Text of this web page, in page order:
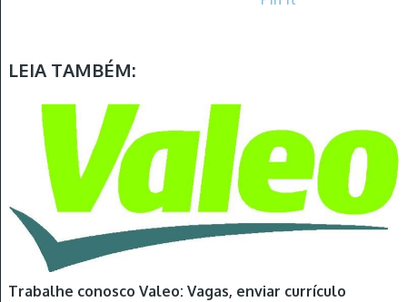
LEIA TAMBÉM:
Trabalhe conosco Valeo: Vagas, enviar currículo